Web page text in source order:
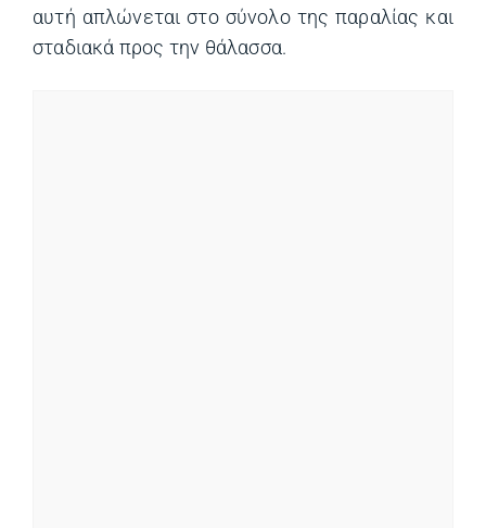
αυτή απλώνεται στο σύνολο της παραλίας και
σταδιακά προς την θάλασσα.